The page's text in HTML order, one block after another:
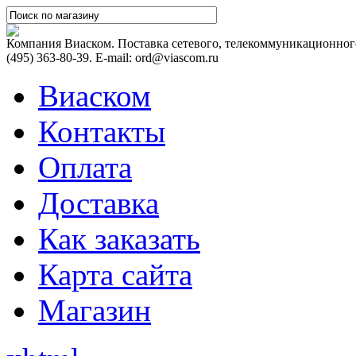
Компания Виаском. Поставка сетевого,
(495) 363-80-39. E-mail: ord@viascom.ru
Виаском
Контакты
Оплата
Доставка
Как заказать
Карта сайта
Магазин